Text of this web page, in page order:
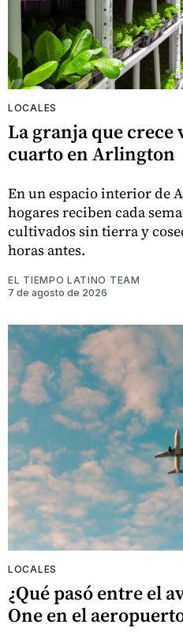
LOCALES
La granja que crece
cuarto en Arlington
En un espacio interior de
hogares reciben cada
cultivados sin tierra y
horas antes.
EL TIEMPO LATINO TEAM
7 de agosto de 2026
LOCALES
¿Qué pasó entre el
One en el